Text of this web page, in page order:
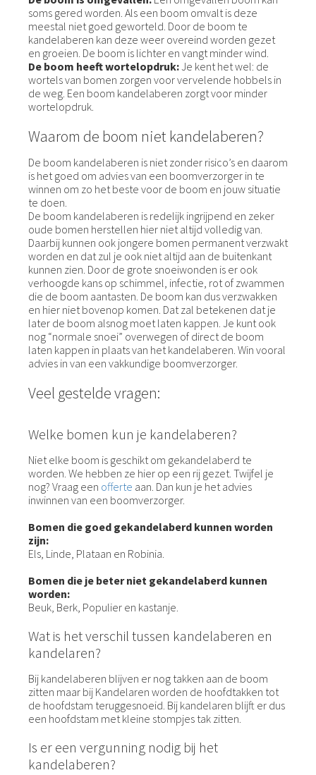
soms gered worden. Als een boom omvalt is deze
meestal niet goed geworteld. Door de boom te
kandelaberen kan deze weer overeind worden gezet
en groeien. De boom is lichter en vangt minder wind.
De boom heeft wortelopdruk:Je kent het wel: de
wortels van bomen zorgen voor vervelende hobbels in
de weg. Een boom kandelaberen zorgt voor minder
wortelopdruk.
Waarom de boom niet kandelaberen?
De boom kandelaberen is niet zonder risico’s en daarom
is het goed om advies van een boomverzorger in te
winnen om zo het beste voor de boom en jouw situatie
te doen.
De boom kandelaberen is redelijk ingrijpend en zeker
oude bomen herstellen hier niet altijd volledig van.
Daarbij kunnen ook jongere bomen permanent verzwakt
worden en dat zul je ook niet altijd aan de buitenkant
kunnen zien. Door de grote snoeiwonden is er ook
verhoogde kans op schimmel, infectie, rot of zwammen
die de boom aantasten. De boom kan dus verzwakken
en hier niet bovenop komen. Dat zal betekenen dat je
later de boom alsnog moet laten kappen. Je kunt ook
nog “normale snoei” overwegen of direct de boom
laten kappen in plaats van het kandelaberen. Win vooral
advies in van een vakkundige boomverzorger.
Veel gestelde vragen:
Welke bomen kun je kandelaberen?
Niet elke boom is geschikt om gekandelaberd te
worden. We hebben ze hier op een rij gezet. Twijfel je
nog? Vraag een offerte aan. Dan kun je het advies
inwinnen van een boomverzorger.
Bomen die goed gekandelaberd kunnen worden
zijn:
Els, Linde, Plataan en Robinia.
Bomen die je beter niet gekandelaberd kunnen
worden:
Beuk, Berk, Populier en kastanje.
Wat is het verschil tussen kandelaberen en
kandelaren?
Bij kandelaberen blijven er nog takken aan de boom
zitten maar bij Kandelaren worden de hoofdtakken tot
de hoofdstam teruggesnoeid. Bij kandelaren blijft er dus
een hoofdstam met kleine stompjes tak zitten.
Is er een vergunning nodig bij het
kandelaberen?